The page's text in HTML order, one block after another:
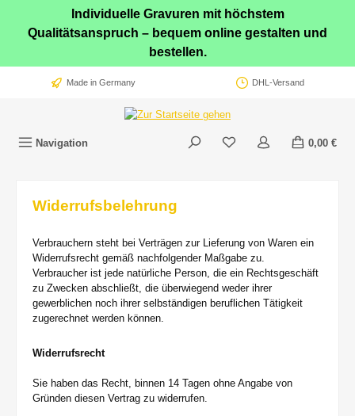
Zum Hauptinhalt springenIndividuelle Gravuren mit höchstem
Qualitätsanspruch – bequem online gestalten und
bestellen.
Made in Germany DHL-Versand
Navigation 0,00 €
Widerrufsbelehrung
Verbrauchern steht bei Verträgen zur Lieferung von Waren ein
Widerrufsrecht gemäß nachfolgender Maßgabe zu.
Verbraucher ist jede natürliche Person, die ein Rechtsgeschäft
zu Zwecken abschließt, die überwiegend weder ihrer
gewerblichen noch ihrer selbständigen beruflichen Tätigkeit
zugerechnet werden können.
Widerrufsrecht
Sie haben das Recht, binnen 14 Tagen ohne Angabe von
Gründen diesen Vertrag zu widerrufen.